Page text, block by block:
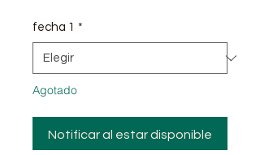
fecha 1 *
Agotado
Notificar al estar disponible